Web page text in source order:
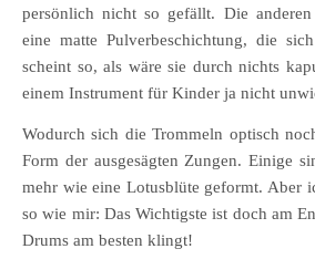
persönlich nicht so gefällt. Die
eine matte Pulverbeschichtung, die
scheint so, als wäre sie durch nichts
einem Instrument für Kinder ja nicht
Wodurch sich die Trommeln optisch
Form der ausgesägten Zungen. Einige
mehr wie eine Lotusblüte geformt. Aber
so wie mir: Das Wichtigste ist doch am
Drums am besten klingt!